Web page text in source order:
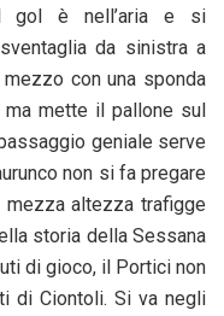
gol è nell’aria e si
da sinistra a
con una sponda
mette il pallone sul
geniale serve
non si fa pregare
altezza trafigge
storia della Sessana
di gioco, il Portici non
di Ciontoli. Si va negli